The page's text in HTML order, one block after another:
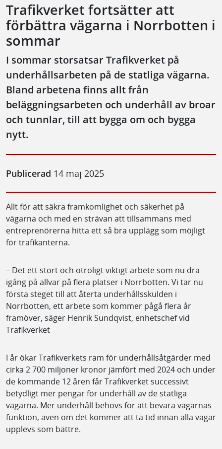
Trafikverket fortsätter att
förbättra vägarna i Norrbotten i
sommar
I sommar storsatsar Trafikverket på
underhållsarbeten på de statliga vägarna.
Bland arbetena finns allt från
beläggningsarbeten och underhåll av broar
och tunnlar, till att bygga om och bygga
nytt.
Publicerad 14 maj 2025
Allt för att säkra framkomlighet och säkerhet på
vägarna och med en strävan att tillsammans med
entreprenörerna hitta ett så bra upplägg som möjligt
för trafikanterna.
– Det ett stort och otroligt viktigt arbete som nu dra
igång på allvar på flera platser i Norrbotten. Vi tar nu
första steget till att återta underhållsskulden i
Norrbotten, ett arbete som kommer pågå flera år
framöver, säger Henrik Sundqvist, enhetschef vid
Trafikverket
I år ökar Trafikverkets ram för underhållsåtgärder med
cirka 2 700 miljoner kronor jämfört med 2024 och under
de kommande 12 åren får Trafikverket successivt
betydligt mer pengar för underhåll av de statliga
vägarna. Mer underhåll behövs för att bevara vägarnas
funktion, även om det kommer att ta tid innan alla vägar
upplevs som bättre.